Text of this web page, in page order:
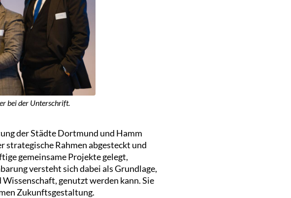
bei der Unterschrift.
der Städte Dortmund und Hamm
Rahmen abgesteckt und
gemeinsame Projekte gelegt,
versteht sich dabei als Grundlage,
genutzt werden kann. Sie
Zukunftsgestaltung.